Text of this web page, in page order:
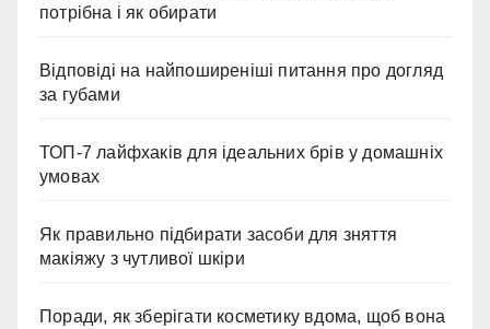
потрібна і як обирати
Відповіді на найпоширеніші питання про догляд
за губами
ТОП-7 лайфхаків для ідеальних брів у домашніх
умовах
Як правильно підбирати засоби для зняття
макіяжу з чутливої шкіри
Поради, як зберігати косметику вдома, щоб вона